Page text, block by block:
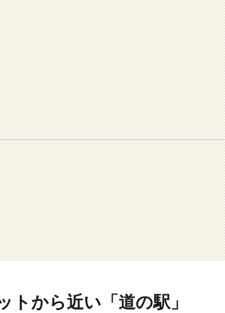
トから近い「道の駅」